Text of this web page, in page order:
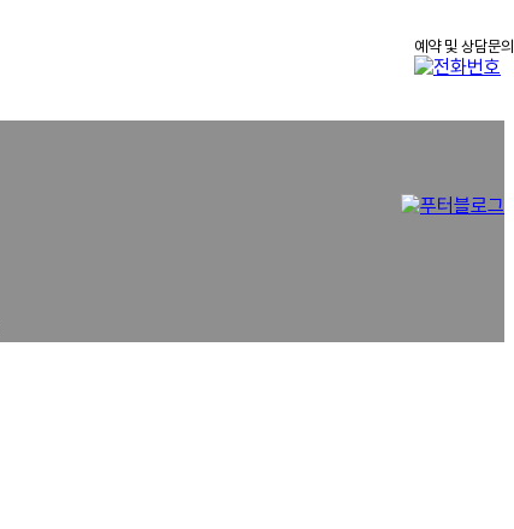
예약 및 상담문의